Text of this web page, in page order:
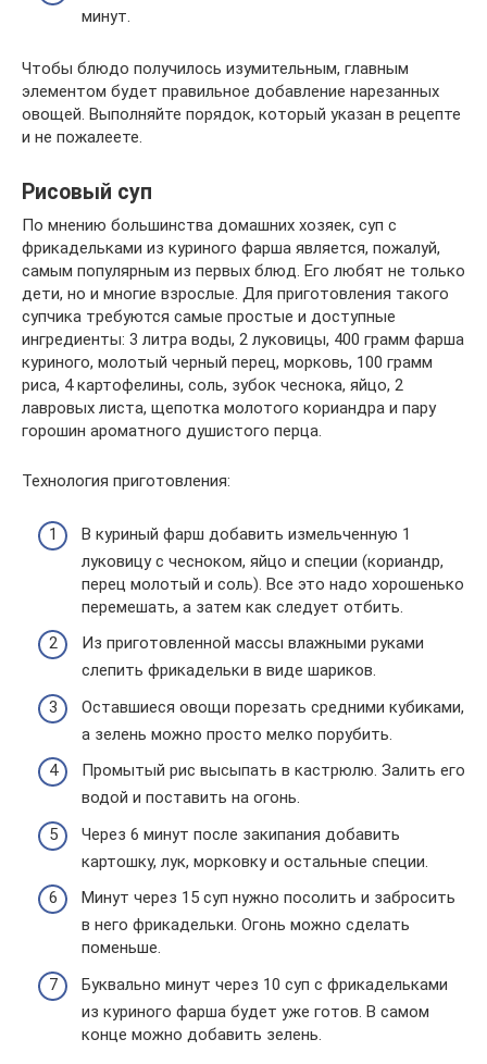
минут.
Чтобы блюдо получилось изумительным, главным
элементом будет правильное добавление нарезанных
овощей. Выполняйте порядок, который указан в рецепте
и не пожалеете.
Рисовый суп
По мнению большинства домашних хозяек, суп с
фрикадельками из куриного фарша является, пожалуй,
самым популярным из первых блюд. Его любят не только
дети, но и многие взрослые. Для приготовления такого
супчика требуются самые простые и доступные
ингредиенты: 3 литра воды, 2 луковицы, 400 грамм фарша
куриного, молотый черный перец, морковь, 100 грамм
риса, 4 картофелины, соль, зубок чеснока, яйцо, 2
лавровых листа, щепотка молотого кориандра и пару
горошин ароматного душистого перца.
Технология приготовления:
В куриный фарш добавить измельченную 1
луковицу с чесноком, яйцо и специи (кориандр,
перец молотый и соль). Все это надо хорошенько
перемешать, а затем как следует отбить.
Из приготовленной массы влажными руками
слепить фрикадельки в виде шариков.
Оставшиеся овощи порезать средними кубиками,
а зелень можно просто мелко порубить.
Промытый рис высыпать в кастрюлю. Залить его
водой и поставить на огонь.
Через 6 минут после закипания добавить
картошку, лук, морковку и остальные специи.
Минут через 15 суп нужно посолить и забросить
в него фрикадельки. Огонь можно сделать
поменьше.
Буквально минут через 10 суп с фрикадельками
из куриного фарша будет уже готов. В самом
конце можно добавить зелень.